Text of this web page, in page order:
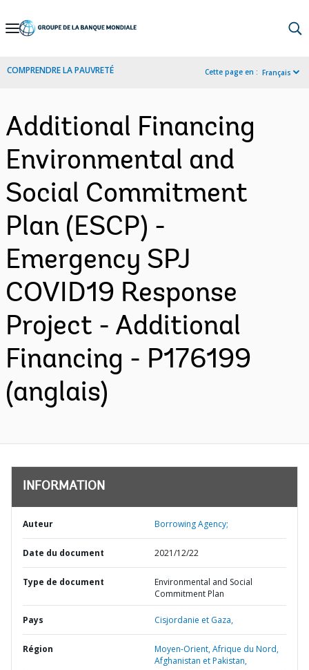
Skip
Navigation
COMPRENDRE LA PAUVRETÉ Cette page en : Français
Additional Financing
Environmental and
Social Commitment
Plan (ESCP) -
Emergency SPJ
COVID19 Response
Project - Additional
Financing - P176199
(anglais)
INFORMATION
Auteur Borrowing Agency;
Date du document 2021/12/22
Type de document
Environmental and Social
Commitment Plan
Pays Cisjordanie et Gaza,
Région
Moyen-Orient, Afrique du Nord,
Afghanistan et Pakistan,